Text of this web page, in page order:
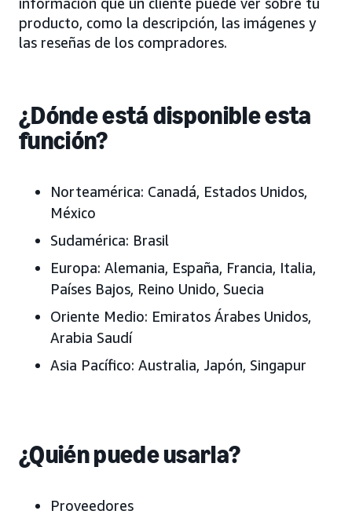
producto, como la descripción, las imágenes y
las reseñas de los compradores.
¿Dónde está disponible esta
función?
Norteamérica: Canadá, Estados Unidos,
México
Sudamérica: Brasil
Europa: Alemania, España, Francia, Italia,
Países Bajos, Reino Unido, Suecia
Oriente Medio: Emiratos Árabes Unidos,
Arabia Saudí
Asia Pacífico: Australia, Japón, Singapur
¿Quién puede usarla?
Proveedores